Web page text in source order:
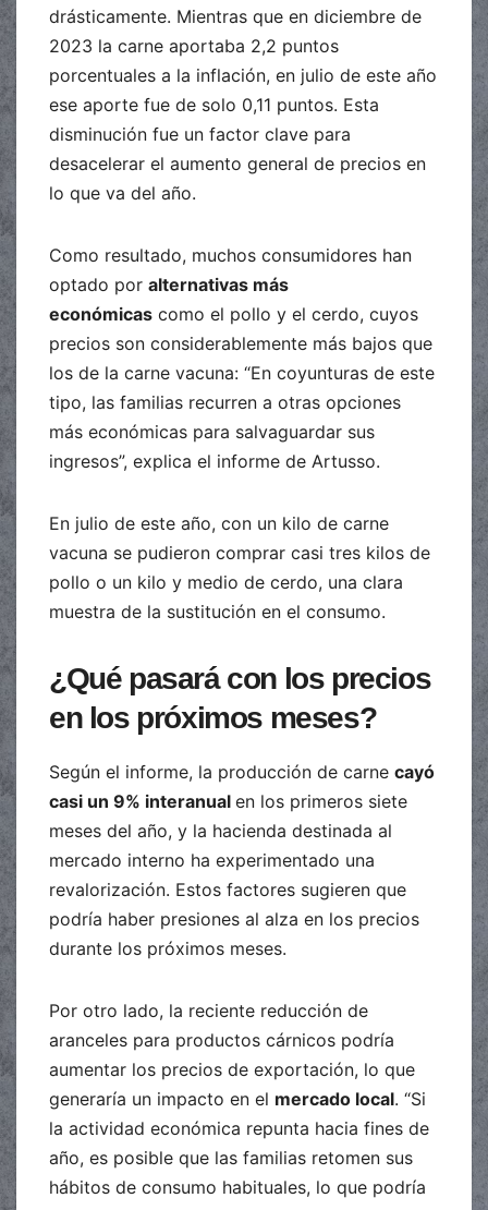
drásticamente. Mientras que en diciembre de
2023 la carne aportaba 2,2 puntos
porcentuales a la inflación, en julio de este año
ese aporte fue de solo 0,11 puntos. Esta
disminución fue un factor clave para
desacelerar el aumento general de precios en
lo que va del año.
Como resultado, muchos consumidores han
optado por alternativas más
económicas como el pollo y el cerdo, cuyos
precios son considerablemente más bajos que
los de la carne vacuna: “En coyunturas de este
tipo, las familias recurren a otras opciones
más económicas para salvaguardar sus
ingresos”, explica el informe de Artusso.
En julio de este año, con un kilo de carne
vacuna se pudieron comprar casi tres kilos de
pollo o un kilo y medio de cerdo, una clara
muestra de la sustitución en el consumo.
¿Qué pasará con los precios
en los próximos meses?
Según el informe, la producción de carne cayó
casi un 9% interanual en los primeros siete
meses del año, y la hacienda destinada al
mercado interno ha experimentado una
revalorización. Estos factores sugieren que
podría haber presiones al alza en los precios
durante los próximos meses.
Por otro lado, la reciente reducción de
aranceles para productos cárnicos podría
aumentar los precios de exportación, lo que
generaría un impacto en el mercado local. “Si
la actividad económica repunta hacia fines de
año, es posible que las familias retomen sus
hábitos de consumo habituales, lo que podría